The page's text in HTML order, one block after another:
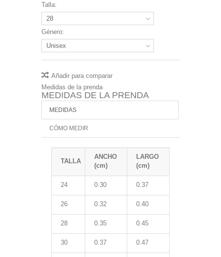
Talla:
28
Género:
Unisex
Añadir para comparar
Medidas de la prenda
MEDIDAS DE LA PRENDA
MEDIDAS
CÓMO MEDIR
TALLA
ANCHO
(cm)
LARGO
(cm)
24 0.30 0.37
26 0.32 0.40
28 0.35 0.45
30 0.37 0.47